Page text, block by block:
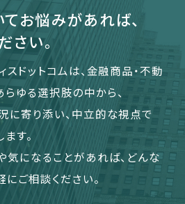
お悩みがあれば、
さい。
スドットコムは、金融商品・不動
らゆる選択肢の中から、
に寄り添い、中立的な視点で
す。
気になることがあれば、どんな
ご相談ください。